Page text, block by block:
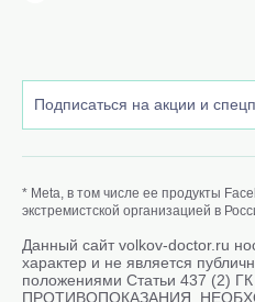
* Meta, в том числе ее продукты
экстремистской организацией в
Данный сайт volkov-doctor.ru
характер и не является
положениями Статьи 437 (2)
ПРОТИВОПОКАЗАНИЯ.